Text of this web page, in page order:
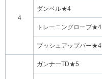
4
ダンベル★4
トレーニングロープ★4
プッシュアップバー★4
ガンナーTD★5